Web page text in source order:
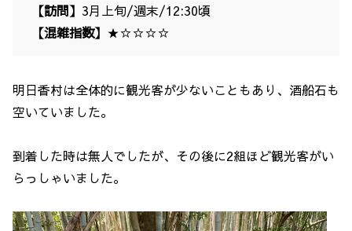
【訪問】 3月上旬/週末/12:30頃
【混雑指数】 ★☆☆☆☆
明日香村は全体的に観光客が少ないこともあり、酒船石も
空いていました。
到着した時は無人でしたが、その後に2組ほど観光客がい
らっしゃいました。